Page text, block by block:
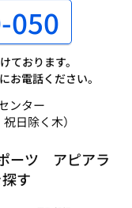
050
ております。
お電話ください。
ンター
日除く木）
ーツ アピアラ
す